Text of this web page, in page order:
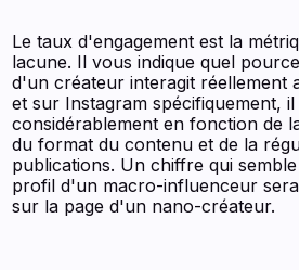
Le taux d'engagement est la
lacune. Il vous indique quel
d'un créateur interagit
et sur Instagram spécifiquement,
considérablement en fonction de
du format du contenu et de la
publications. Un chiffre qui
profil d'un macro-influenceur
sur la page d'un nano-créateur.